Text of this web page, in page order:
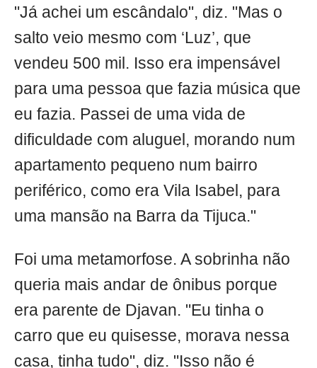
"Já achei um escândalo", diz. "Mas o
salto veio mesmo com ‘Luz’, que
vendeu 500 mil. Isso era impensável
para uma pessoa que fazia música que
eu fazia. Passei de uma vida de
dificuldade com aluguel, morando num
apartamento pequeno num bairro
periférico, como era Vila Isabel, para
uma mansão na Barra da Tijuca."
Foi uma metamorfose. A sobrinha não
queria mais andar de ônibus porque
era parente de Djavan. "Eu tinha o
carro que eu quisesse, morava nessa
casa, tinha tudo", diz. "Isso não é